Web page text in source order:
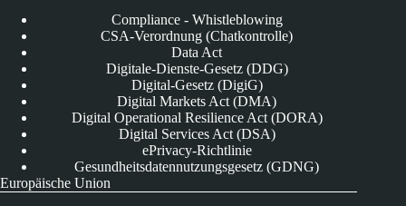
Compliance - Whistleblowing
CSA-Verordnung (Chatkontrolle)
Data Act
Digitale-Dienste-Gesetz (DDG)
Digital-Gesetz (DigiG)
Digital Markets Act (DMA)
Digital Operational Resilience Act (DORA)
Digital Services Act (DSA)
ePrivacy-Richtlinie
Gesundheitsdatennutzungsgesetz (GDNG)
Europäische Union